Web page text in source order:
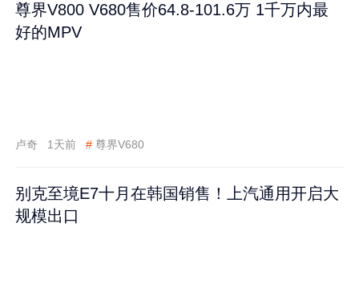
尊界V800 V680售价64.8-101.6万 1千万内最
好的MPV
卢奇 1天前 # 尊界V680
别克至境E7十月在韩国销售！上汽通用开启大
规模出口